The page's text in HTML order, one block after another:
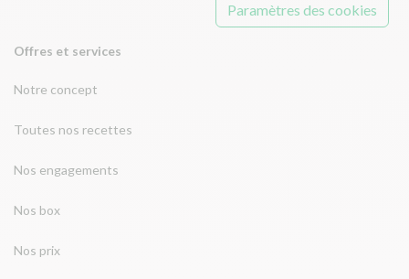
Offres et services
Notre concept
Toutes nos recettes
Nos engagements
Nos box
Nos prix
Paramètres des cookies